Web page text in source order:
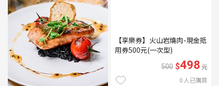
【享樂券】火山岩燒肉-現金抵
用券500元(一次型)
500 $498元
0 人已購買